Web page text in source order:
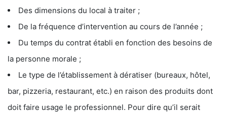
Des dimensions du local à traiter ;
De la fréquence d’intervention au cours de l’année ;
Du temps du contrat établi en fonction des besoins de
la personne morale ;
Le type de l’établissement à dératiser (bureaux, hôtel,
bar, pizzeria, restaurant, etc.) en raison des produits dont
doit faire usage le professionnel. Pour dire qu’il serait